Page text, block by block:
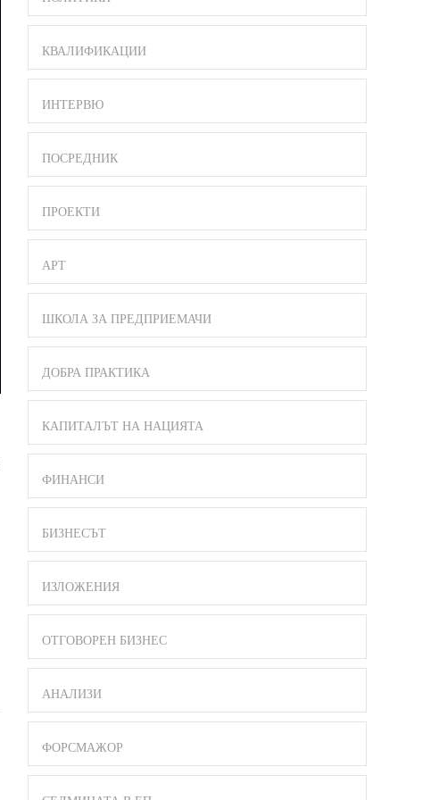
КВАЛИФИКАЦИИ
ИНТЕРВЮ
ПОСРЕДНИК
ПРОЕКТИ
АРТ
ШКОЛА ЗА ПРЕДПРИЕМАЧИ
ДОБРА ПРАКТИКА
КАПИТАЛЪТ НА НАЦИЯТА
ФИНАНСИ
БИЗНЕСЪТ
ИЗЛОЖЕНИЯ
ОТГОВОРЕН БИЗНЕС
АНАЛИЗИ
ФОРСМАЖОР